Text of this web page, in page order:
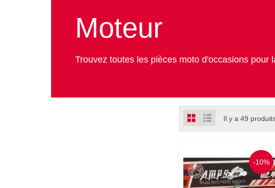
Moteur
Trouvez toutes les pièces moto d'occasions pour
Il y a 49
-10%